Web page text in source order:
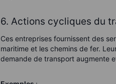
6. Actions cycliques du
Ces entreprises fournissent des
maritime et les chemins de fer.
demande de transport augmente